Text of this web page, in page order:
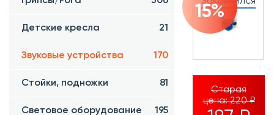
Детские кресла 21
Звуковые устройства 170
Стойки, подножки 81
Световое оборудование 195
15%
Старая
цена:220 ₽